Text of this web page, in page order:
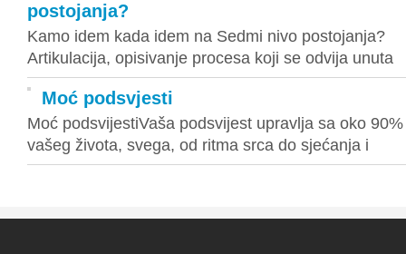
postojanja?
Kamo idem kada idem na Sedmi nivo postojanja?
Artikulacija, opisivanje procesa koji se odvija unuta
Moć podsvjesti
Moć podsvijestiVaša podsvijest upravlja sa oko 90%
vašeg života, svega, od ritma srca do sjećanja i